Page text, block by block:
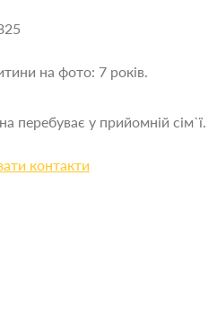
на фото: 7 років.
перебуває у прийомній сім`ї.
контакти